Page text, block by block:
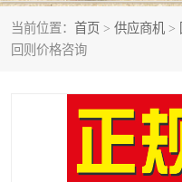
当前位置： 首页 > 供应商机 >
回则价格咨询
回收黄金
回收钯金
回收翡翠玉石